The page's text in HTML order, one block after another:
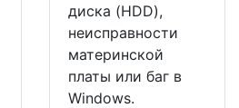
диска (HDD),
неисправности
материнской
платы или баг в
Windows.